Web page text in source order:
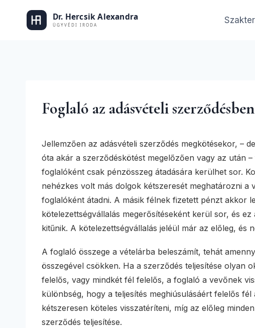
content
Dr. Hercsik
Foglaló az adásvételi szerződésben
Jellemzően az adásvételi szerződés megkötésekor, –
óta akár a szerződéskötést megelőzően vagy az után
foglalóként csak pénzösszeg átadására kerülhet sor.
nehézkes volt más dolgok kétszeresét meghatározni
foglalóként átadni. A másik félnek fizetett pénzt akkor
kötelezettségvállalás megerősítéseként kerül sor, és
kitűnik. A kötelezettségvállalás jeléül már az előleg, és
A foglaló összege a vételárba beleszámít, tehát
összegével csökken. Ha a szerződés teljesítése olyan
felelős, vagy mindkét fél felelős, a foglaló a vevőnek
különbség, hogy a teljesítés meghiúsulásáért felelős
kétszeresen köteles visszatéríteni, míg az előleg
szerződés teljesítése.